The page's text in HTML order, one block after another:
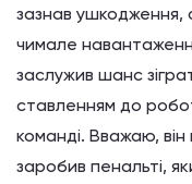
зазнав
чимале
заслужив шанс
ставленням до
команді. Вважаю,
заробив пенальті,